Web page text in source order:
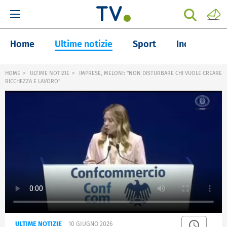
Home Ultime notizie Sport Inchieste
HOME ULTIME NOTIZIE
IMPRESE, MELONI: "NON DISTURBARE CHI VUOLE CREARE
RICCHEZZA E LAVORO"
ULTIME NOTIZIE 10 GIUGNO 2026